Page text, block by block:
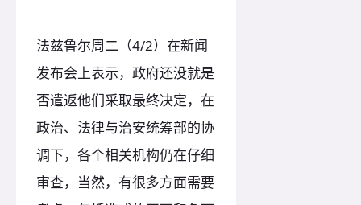
法兹鲁尔周二（4/2）在新闻
发布会上表示，政府还没就是
否遣返他们采取最终决定，在
政治、法律与治安统筹部的协
调下，各个相关机构仍在仔细
审查，当然，有很多方面需要